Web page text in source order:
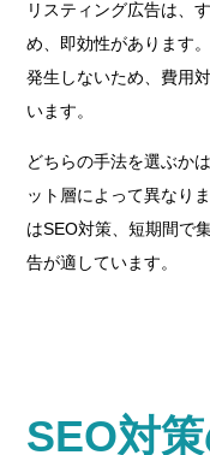
リスティング広告は、
め、即効性があります
発生しないため、費用
います。
どちらの手法を選ぶか
ット層によって異なり
はSEO対策、短期間で
告が適しています。
SEO対